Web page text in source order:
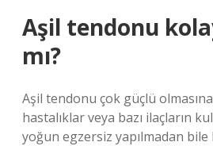
Aşil tendonu
mı?
Aşil tendonu çok güçlü
hastalıklar veya bazı ilaçların
yoğun egzersiz yapılmadan